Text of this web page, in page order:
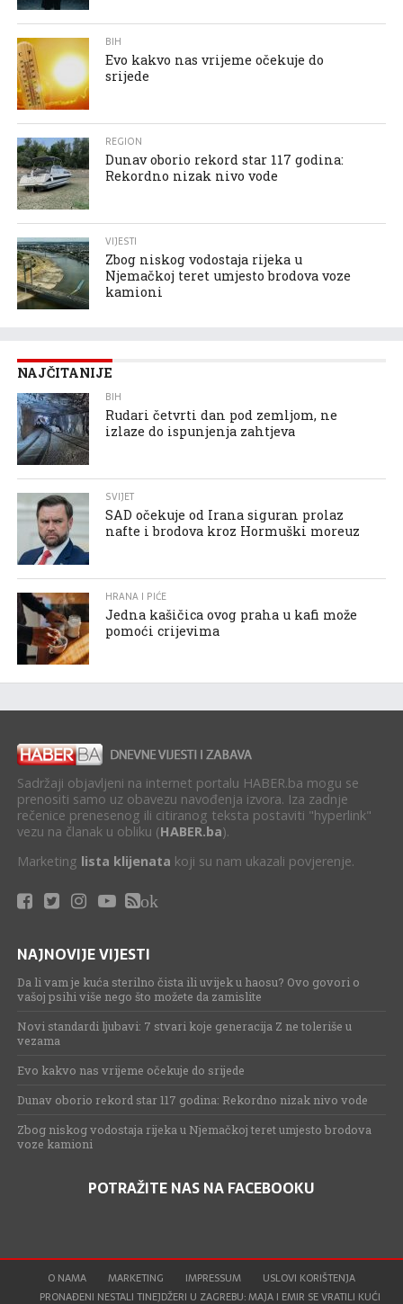
BIH
Evo kakvo nas vrijeme očekuje do
srijede
REGION
Dunav oborio rekord star 117 godina:
Rekordno nizak nivo vode
VIJESTI
Zbog niskog vodostaja rijeka u
Njemačkoj teret umjesto brodova voze
kamioni
NAJČITANIJE
BIH
Rudari četvrti dan pod zemljom, ne
izlaze do ispunjenja zahtjeva
SVIJET
SAD očekuje od Irana siguran prolaz
nafte i brodova kroz Hormuški moreuz
HRANA I PIĆE
Jedna kašičica ovog praha u kafi može
pomoći crijevima
Sadržaji objavljeni na internet portalu HABER.ba mogu se
prenositi samo uz obavezu navođenja izvora. Iza zadnje
rečenice prenesenog ili citiranog teksta postaviti "hyperlink"
vezu na članak u obliku (HABER.ba).
Marketing lista klijenata koji su nam ukazali povjerenje.
ok
NAJNOVIJE VIJESTI
Da li vam je kuća sterilno čista ili uvijek u haosu? Ovo govori o
vašoj psihi više nego što možete da zamislite
Novi standardi ljubavi: 7 stvari koje generacija Z ne toleriše u
vezama
Evo kakvo nas vrijeme očekuje do srijede
Dunav oborio rekord star 117 godina: Rekordno nizak nivo vode
Zbog niskog vodostaja rijeka u Njemačkoj teret umjesto brodova
voze kamioni
POTRAŽITE NAS NA FACEBOOKU
O NAMA MARKETING IMPRESSUM
USLOVI KORIŠTENJA
PRONAĐENI NESTALI TINEJDŽERI U ZAGREBU: MAJA I EMIR SE VRATILI KUĆI